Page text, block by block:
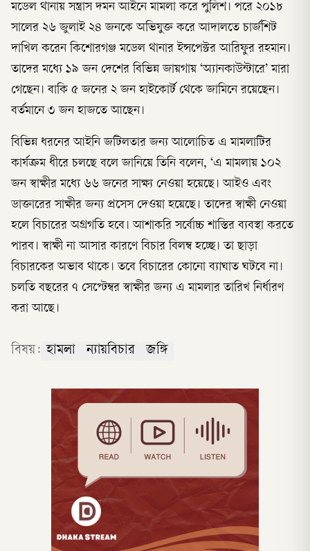
মডেল থানায় সন্ত্রাস দমন আইনে মামলা করে পুলিশ। পরে ২০১৮
সালের ২৬ জুলাই ২৪ জনকে অভিযুক্ত করে আদালতে চার্জশিট
দাখিল করেন কিশোরগঞ্জ মডেল থানার ইন্সপেক্টর আরিফুর রহমান।
তাদের মধ্যে ১৯ জন দেশের বিভিন্ন জায়গায় ‘অ্যানকাউন্টারে’ মারা
গেছেন। বাকি ৫ জনের ২ জন হাইকোর্ট থেকে জামিনে রয়েছেন।
বর্তমানে ৩ জন হাজতে আছেন।
বিভিন্ন ধরনের আইনি জটিলতার জন্য আলোচিত এ মামলাটির
কার্যক্রম ধীরে চলছে বলে জানিয়ে তিনি বলেন, ‘এ মামলায় ১০২
জন স্বাক্ষীর মধ্যে ৬৬ জনের সাক্ষ্য নেওয়া হয়েছে। আইও এবং
ডাক্তারের সাক্ষীর জন্য প্রসেস দেওয়া হয়েছে। তাদের স্বাক্ষী নেওয়া
হলে বিচারের অগ্রগতি হবে। আশাকরি সর্বোচ্চ শাস্তির ব্যবস্থা করতে
পারব। স্বাক্ষী না আসার কারণে বিচার বিলম্ব হচ্ছে। তা ছাড়া
বিচারকের অভাব থাকে। তবে বিচারের কোনো ব্যাঘাত ঘটবে না।
চলতি বছরের ৭ সেপ্টেম্বর স্বাক্ষীর জন্য এ মামলার তারিখ নির্ধারণ
করা আছে।
বিষয়: হামলা ন্যায়বিচার জঙ্গি